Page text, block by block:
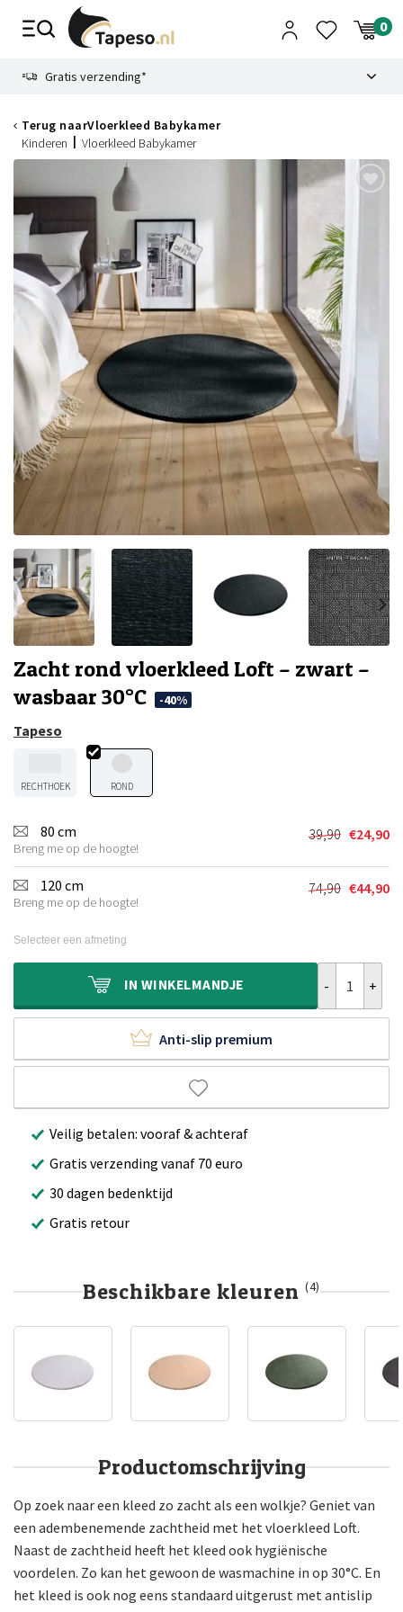
Gratis verzending*
Terug naarVloerkleed Babykamer
Kinderen
Vloerkleed Babykamer
Zacht rond vloerkleed Loft – zwart –
wasbaar 30°C
-40%
Tapeso
RECHTHOEK ROND
80 cm
Breng me op de hoogte!
39,90
prijs
was:
€39,90.
€24,90
Huidige
prijs
is:
€24,90.
120 cm
Breng me op de hoogte!
74,90 €44,90
Huidige
Selecteer een afmeting
IN WINKELMANDJE
Anti-slip premium
Veilig betalen: vooraf & achteraf
Gratis verzending vanaf 70 euro
30 dagen bedenktijd
Gratis retour
Beschikbare kleuren (4)
Productomschrijving
Op zoek naar een kleed zo zacht als een wolkje? Geniet van
een adembenemende zachtheid met het vloerkleed Loft.
Naast de zachtheid heeft het kleed ook hygiënische
voordelen. Zo kan het gewoon de wasmachine in op 30°C. En
het kleed is ook nog eens standaard uitgerust met antislip